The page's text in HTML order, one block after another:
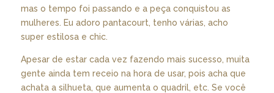
mas o tempo foi passando e a peça conquistou as
mulheres. Eu adoro pantacourt, tenho várias, acho
super estilosa e chic.
Apesar de estar cada vez fazendo mais sucesso, muita
gente ainda tem receio na hora de usar, pois acha que
achata a silhueta, que aumenta o quadril, etc. Se você